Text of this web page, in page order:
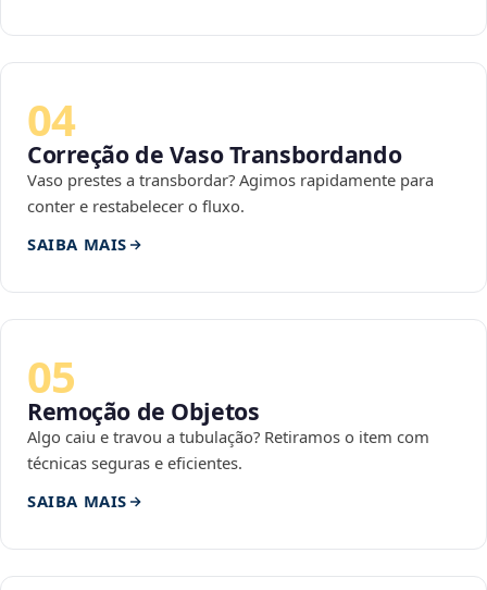
04
Correção de Vaso Transbordando
Vaso prestes a transbordar? Agimos rapidamente para
conter e restabelecer o fluxo.
SAIBA MAIS
05
Remoção de Objetos
Algo caiu e travou a tubulação? Retiramos o item com
técnicas seguras e eficientes.
SAIBA MAIS